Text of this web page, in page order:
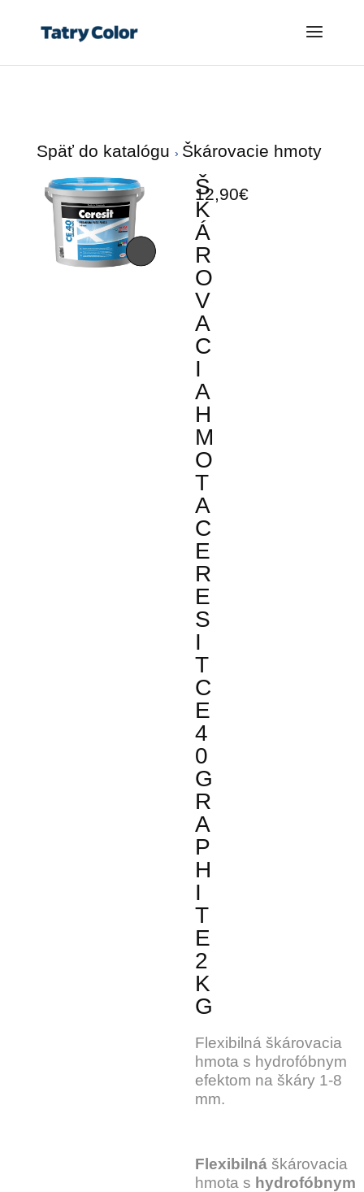
Späť do katalógu Škárovacie hmoty
Š
K
Á
R
O
V
A
C
I
A
H
M
O
T
A
C
E
R
E
S
I
T
C
E
4
0
G
R
A
P
H
I
T
E
2
K
G
12,90€
Flexibilná škárovacia
hmota s hydrofóbnym
efektom na škáry 1-8
mm.
Flexibilná škárovacia
hmota s hydrofóbnym